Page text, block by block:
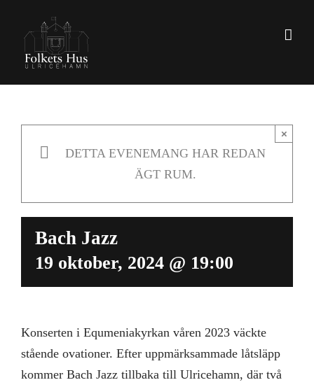
innehållet
DETTA EVENEMANG HAR REDAN
ÄGT RUM.
×
Bach Jazz
19 oktober, 2024 @ 19:00
Konserten i Equmeniakyrkan våren 2023 väckte
stående ovationer. Efter uppmärksammade låtsläpp
kommer Bach Jazz tillbaka till Ulricehamn, där två